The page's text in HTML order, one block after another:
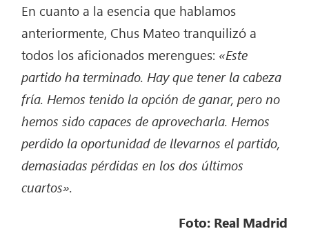
En cuanto a la esencia que hablamos
anteriormente, Chus Mateo tranquilizó a
todos los aficionados merengues: «Este
partido ha terminado. Hay que tener la cabeza
fría. Hemos tenido la opción de ganar, pero no
hemos sido capaces de aprovecharla. Hemos
perdido la oportunidad de llevarnos el partido,
demasiadas pérdidas en los dos últimos
cuartos».
Foto: Real Madrid